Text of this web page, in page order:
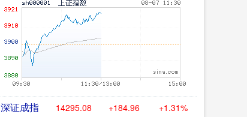
深证成指 14295.08 +184.96 +1.31%